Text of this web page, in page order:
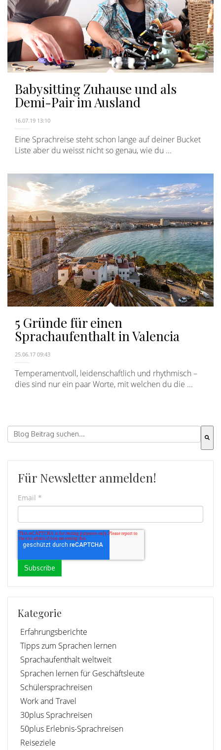
Babysitting Zuhause und als
Demi-Pair im Ausland
16.07.19 13:10
Eine Sprachreise steht schon lange auf deiner Bucket
Liste aber du weisst nicht so genau, wie du ...
5 Gründe für einen
Sprachaufenthalt in Valencia
25.06.17 09:43
Temperamentvoll, leidenschaftlich und rhythmisch –
dies sind nur ein paar Worte, mit welchen du die ...
Dies ist ein Suchfeld mit einer automatischen
Für Newsletter anmelden!
Email *
Kategorie
Erfahrungsberichte
Tipps zum Sprachen lernen
Sprachaufenthalt weltweit
Sprachen lernen für Geschäftsleute
Schülersprachreisen
Work and Travel
30plus Sprachreisen
50plus Erlebnis-Sprachreisen
Reiseziele